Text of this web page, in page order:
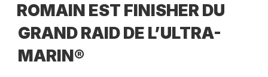
ROMAIN EST FINISHER DU
GRAND RAID DE L’ULTRA-
MARIN®